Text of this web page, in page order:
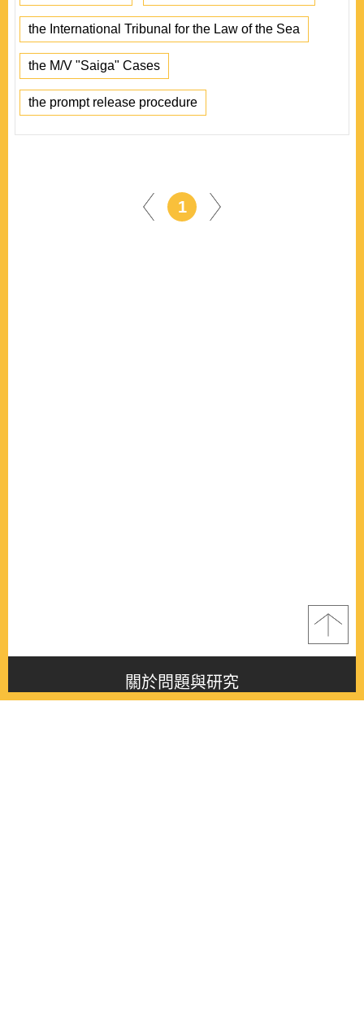
the International Tribunal for the Law of the Sea
the M/V "Saiga" Cases
the prompt release procedure
1
關於問題與研究
About this journal